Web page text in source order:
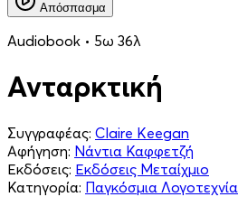
Απόσπασμα
Audiobook • 5ω 36λ
Ανταρκτική
Συγγραφέας: Claire Keegan
Αφήγηση: Νάντια Καφφετζή
Εκδόσεις: Εκδόσεις Μεταίχμιο
Κατηγορία: Παγκόσμια Λογοτεχνία